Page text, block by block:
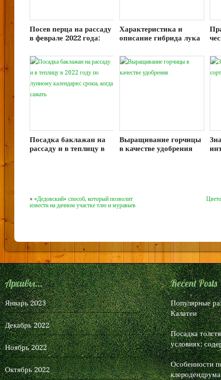
Посев перца на рассаду
в феврале 2022 года:
уход
Характеристика и
описание гибрида лука
выращивание и уход
Посадка баклажан на
рассаду и в теплицу в
Выращивание горчицы
в качестве удобрения
« «Дедовский» способ, который позволит
извести на дачном участке тлю и муравьев
Архивы...
Январь 2023
Декабрь 2022
Ноябрь 2022
Октябрь 2022
Recent Posts
Популярные
Калатеи
Посадка
условиях:
Особенности